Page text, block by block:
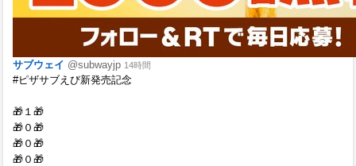
サブウェイ @subwayjp 14時間
#ピザサブえび新発売記念
🎁１🎁
🎁０🎁
🎁０🎁
🎁０🎁